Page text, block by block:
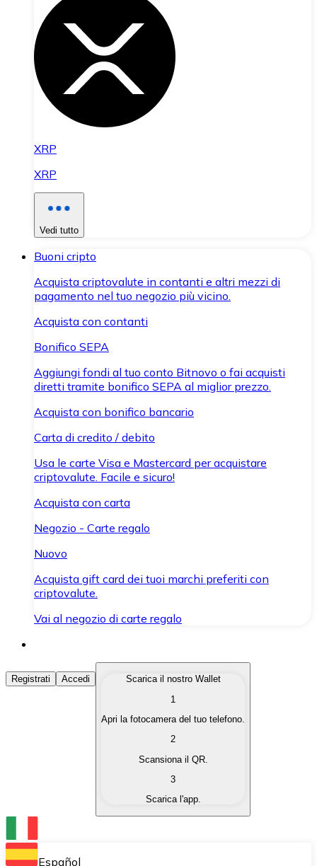
XRP
XRP
Vedi tutto
Buoni cripto
Acquista criptovalute in contanti e altri mezzi di
pagamento nel tuo negozio più vicino.
Acquista con contanti
Bonifico SEPA
Aggiungi fondi al tuo conto Bitnovo o fai acquisti
diretti tramite bonifico SEPA al miglior prezzo.
Acquista con bonifico bancario
Carta di credito / debito
Usa le carte Visa e Mastercard per acquistare
criptovalute. Facile e sicuro!
Acquista con carta
Negozio - Carte regalo
Nuovo
Acquista gift card dei tuoi marchi preferiti con
criptovalute.
Vai al negozio di carte regalo
Acquista Criptovalute
Acquista le criptovalute che ti interessano in modo
Converti le tue criptovalute in valuta fiat quando ne
Scambia una criptovaluta con un'altra
Conserva le tue cripto in un Wallet self-custodial.
Registrati Accedi
Scarica il nostro Wallet
1
Apri la fotocamera del tuo telefono.
2
Scansiona il QR.
3
Scarica l'app.
Español